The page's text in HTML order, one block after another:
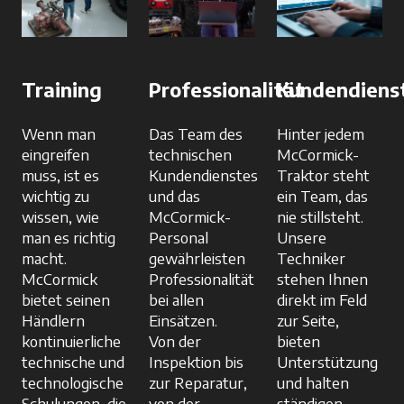
Training
Wenn man
eingreifen
muss, ist es
wichtig zu
wissen, wie
man es richtig
macht.
McCormick
bietet seinen
Händlern
kontinuierliche
technische und
technologische
Professionalität
Das Team des
technischen
Kundendienstes
und das
McCormick-
Personal
gewährleisten
Professionalität
bei allen
Einsätzen.
Von der
Inspektion bis
zur Reparatur,
Hinter jedem
McCormick-
Traktor steht
ein Team, das
nie stillsteht.
Unsere
Techniker
stehen Ihnen
direkt im Feld
zur Seite,
bieten
Unterstützung
und halten